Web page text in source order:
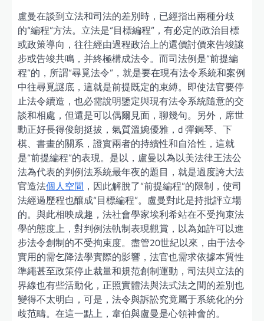
盧曼在談到立法和司法的差別時，已經指出兩種分歧
的“編程”方法。立法是“目標編程”，有必定的政治目標
或政策導向，往往經由過程政治上的還價討價來告竣讓
步或告竣共鳴，并終極構成法令。而司法例是“前提編
程”的，所謂“尋覓法令”，就是要在現有法令系統和案例
中往尋覓謎底，這就是前提既定的束縛。即使法官要停
止法令續造，也必需說明鑒定與現有法令系統隨意的交
談和相處，但還是可以偶爾見面，聊幾句。另外，席世
勳正好長得俊朗挺拔，氣質溫婉優雅，d 彈鋼琴、下
棋、書畫的關系，證實兩者的持續性和自洽性，這就
是“前提編程”的表現。是以，盧曼以為以美法律王法公
法為代表的判例法系統最年夜的題目，就是過度誇大法
官造法個人空間 ，因此解脫了“前提編程”的限制，使司
法經過歷程也釀成“目標編程”。盧曼對此是持批評立場
的。與此相映成趣，法社會學家埃利希站在不受拘束法
學的態度上，對判例法軌制表現觀賞，以為如許可以進
步法令創制的不受拘束度。盡管20世紀以來，由于法令
實用的需乞降法學實際的影響，法官也需求依據本質性
準繩甚至政策停止裁量和規范創制運動，司法與立法的
界線也有些活動化，正照實體法與法式法之間的差別也
變得不太明白，可是，法令與訴訟究竟屬于系統化的分
歧范疇。在這一點上，韋伯與盧曼是心領神會的。